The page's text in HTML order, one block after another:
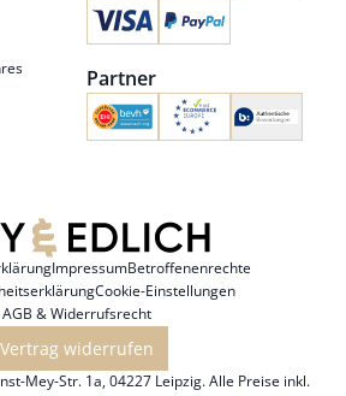
Partner
ImpressumBetroffenenrechte
Cookie-Einstellungen
AGB & Widerrufsrecht
Vertrag widerrufen
Mey-Str. 1a, 04227 Leipzig. Alle Preise inkl.